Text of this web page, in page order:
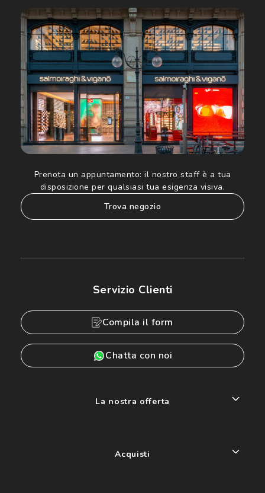
Cliccando su "Iscriviti", confermo di avere più di 16 anni e
acconsento all'utilizzo dei miei Dati Personali da parte di
Luxottica Group S.p.A. per l'invio di offerte speciali, novità
ed altre comunicazioni di carattere pubblicitario (consultare
Informativa sulla privacyper ulteriori informazioni).
Prenota un appuntamento: il nostro staff è a tua
disposizione per qualsiasi tua esigenza visiva.
trova negozio
Servizio Clienti
Compila il form
Chatta con noi
La nostra offerta
Acquisti